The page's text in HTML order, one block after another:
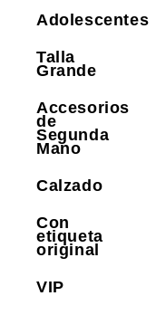
Adolescentes
Talla
Grande
Accesorios
de
Segunda
Mano
Calzado
Con
etiqueta
original
VIP